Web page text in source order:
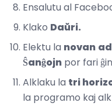
Ensalutu al
Klako Daŭri.
Elektu la novan
Ŝanĝojn por fari
Alklaku la tri
la programo kaj